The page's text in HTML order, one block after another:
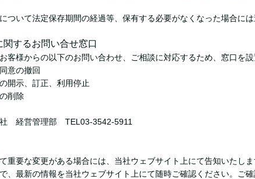
ついて法定保存期間の経過等、保有する必要がなくなった場合には
するお問い合せ窓口
客様からの以下のお問い合わせ、ご相談に対応するため、窓口を設
意の撤回
開示、訂正、利用停止
削除
社 経営管理部 TEL03-3542-5911
重要な変更がある場合には、当社ウェブサイト上にて告知いたし
、最新の情報を当社ウェブサイト上にて随時ご確認ください。ご